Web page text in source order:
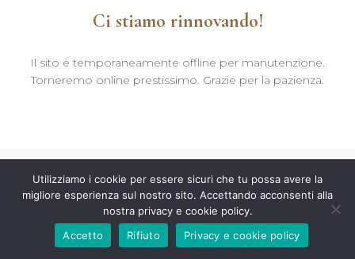
Ci stiamo rinnovando!
Il sito è temporaneamente offline per manutenzione.
Torneremo online prestissimo. Grazie per la pazienza.
Utilizziamo i cookie per essere sicuri che tu possa avere la
migliore esperienza sul nostro sito. Accettando acconsenti alla
nostra privacy e cookie policy.
Accetto
Rifiuto Privacy e cookie policy